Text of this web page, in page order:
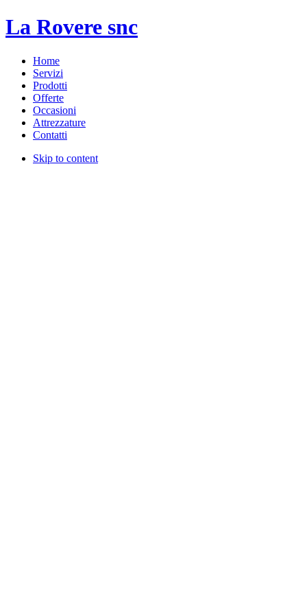
La Rovere snc
Home
Servizi
Prodotti
Offerte
Occasioni
Attrezzature
Contatti
Skip to content